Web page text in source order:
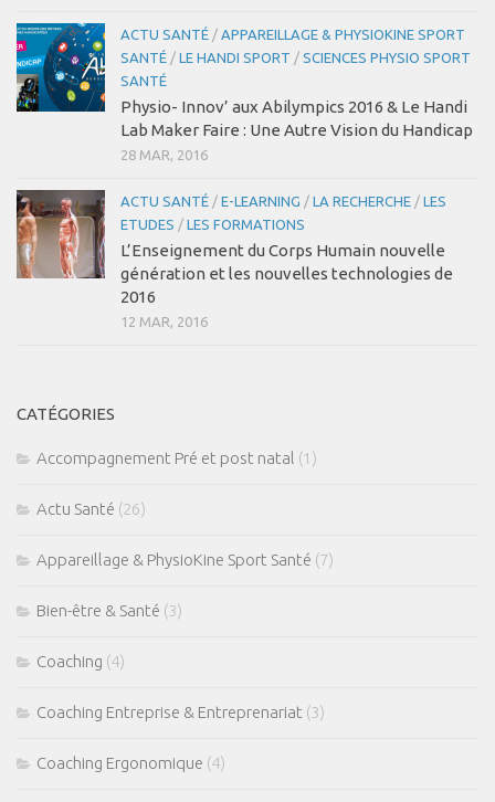
ACTU SANTÉ / APPAREILLAGE & PHYSIOKINE SPORT
SANTÉ / LE HANDI SPORT / SCIENCES PHYSIO SPORT
SANTÉ
Physio- Innov’ aux Abilympics 2016 & Le Handi
Lab Maker Faire : Une Autre Vision du Handicap
28 MAR, 2016
ACTU SANTÉ / E-LEARNING / LA RECHERCHE / LES
ETUDES / LES FORMATIONS
L’Enseignement du Corps Humain nouvelle
génération et les nouvelles technologies de
2016
12 MAR, 2016
CATÉGORIES
Accompagnement Pré et post natal (1)
Actu Santé (26)
Appareillage & PhysioKine Sport Santé (7)
Bien-être & Santé (3)
Coaching (4)
Coaching Entreprise & Entreprenariat (3)
Coaching Ergonomique (4)